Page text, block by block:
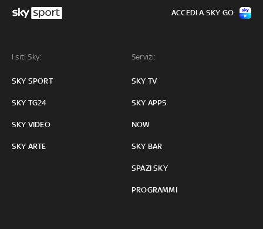
I siti Sky:
SKY SPORT
SKY TG24
SKY VIDEO
SKY ARTE
Servizi:
SKY TV
SKY APPS
NOW
SKY BAR
SPAZI SKY
PROGRAMMI
ACCEDI A SKY GO